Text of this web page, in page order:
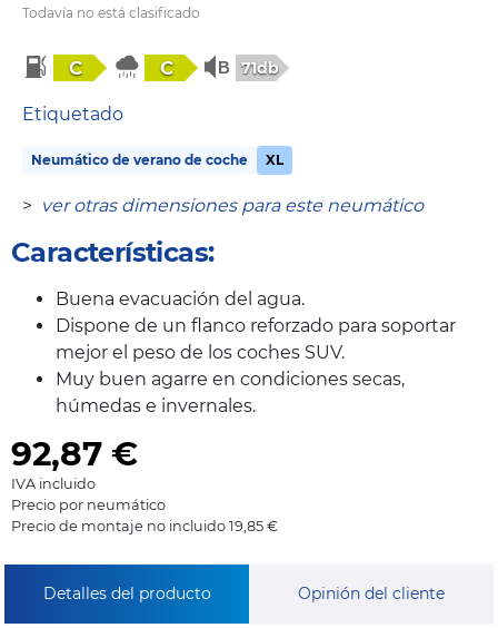
Todavía no está clasificado
C C 71db
Etiquetado
Neumático de verano de coche XL
> ver otras dimensiones para este neumático
Características:
Buena evacuación del agua.
Dispone de un flanco reforzado para soportar
mejor el peso de los coches SUV.
Muy buen agarre en condiciones secas,
húmedas e invernales.
92,87 €
IVA incluido
Precio por neumático
Precio de montaje no incluido 19,85 €
Detalles del producto Opinión del cliente